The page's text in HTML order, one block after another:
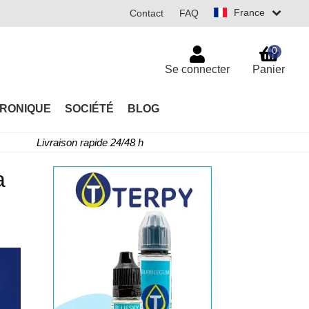
France
Contact FAQ
SOCIÉTÉ BLOG
Se connecter Panier
0
Livraison rapide 24/48 h